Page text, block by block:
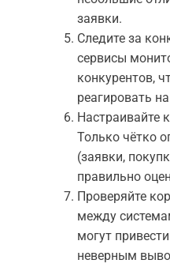
заявки.
Следите за
сервисы
конкурентов,
реагировать
Настраивайте
Только чётко
(заявки,
правильно
Проверяйте
между
могут
неверным